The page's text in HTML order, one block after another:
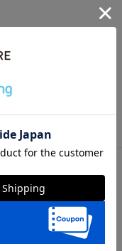
す。下記のサイズ詳
濯可《洗濯機可（ネ